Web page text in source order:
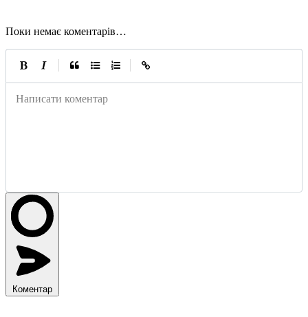
Поки немає коментарів…
Написати коментар
Коментар